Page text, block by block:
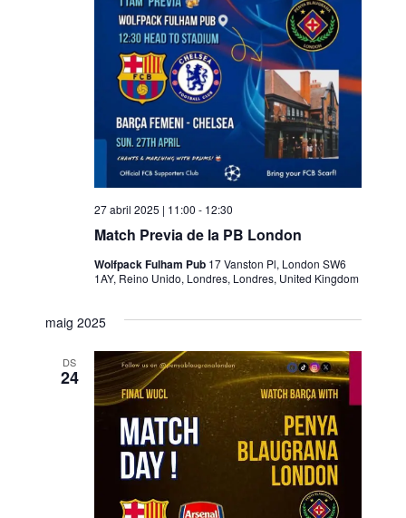
Match Previa de la PB London
27 abril 2025 | 11:00 - 12:30
Wolfpack Fulham Pub 17 Vanston Pl, London SW6
1AY, Reino Unido, Londres, Londres, United Kingdom
maig 2025
DS
24